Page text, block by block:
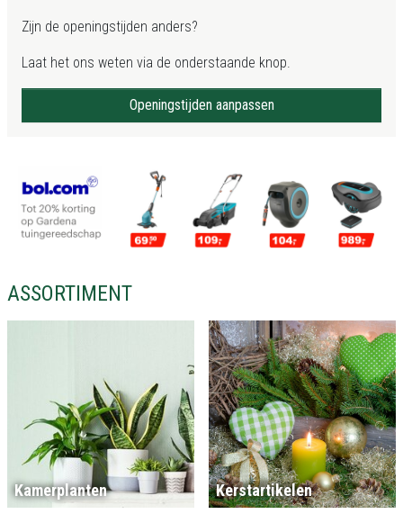
Zijn de openingstijden anders?
Laat het ons weten via de onderstaande knop.
Openingstijden aanpassen
ASSORTIMENT
Kamerplanten Kerstartikelen